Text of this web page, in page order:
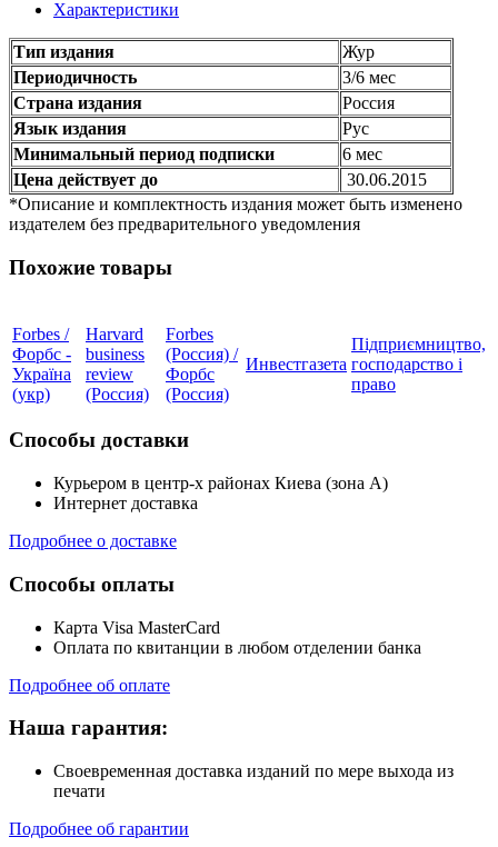
Характеристики
Тип издания
Жур
Периодичность
3/6 мес
Страна издания
Россия
Язык издания
Рус
Минимальный период подписки
6 мес
Цена действует до
30.06.2015
*Описание и комплектность издания может быть изменено
издателем без предварительного уведомления
Похожие товары
Forbes /
Форбс -
Україна
(укр)
Harvard
business
review
(Россия)
Forbes
(Россия) /
Форбс
(Россия)
Инвестгазета
Підприємництво,
господарство і
право
Способы доставки
Курьером в центр-х районах Киева (зона А)
Интернет доставка
Подробнее о доставке
Способы оплаты
Карта Visa MasterCard
Оплата по квитанции в любом отделении банка
Подробнее об оплате
Наша гарантия:
Своевременная доставка изданий по мере выхода из
печати
Подробнее об гарантии